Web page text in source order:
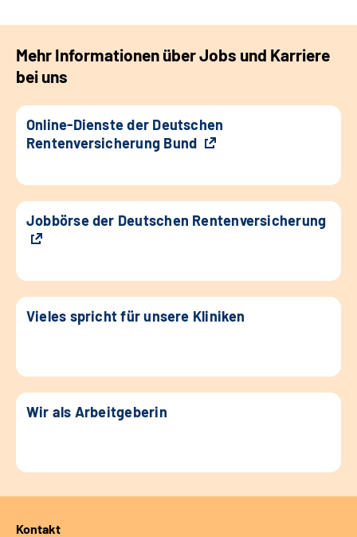
Mehr Informationen über Jobs und Karriere
bei uns
Online-Dienste der Deutschen
Rentenversicherung Bund
Jobbörse der Deutschen Rentenversicherung
Vieles spricht für unsere Kliniken
Wir als Arbeitgeberin
Kontakt